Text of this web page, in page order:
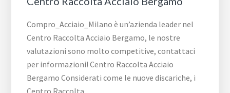
Compro_Acciaio_Milano è un’azienda leader nel
Centro Raccolta Acciaio Bergamo, le nostre
valutazioni sono molto competitive, contattaci
per informazioni! Centro Raccolta Acciaio
Bergamo Considerati come le nuove discariche, i